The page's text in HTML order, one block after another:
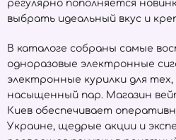
регулярно пополняется
выбрать идеальный вкус и
В каталоге собраны самые
одноразовые электронные
электронные курилки для
насыщенный пар. Магазин
Киев обеспечивает
Украине, щедрые акции и